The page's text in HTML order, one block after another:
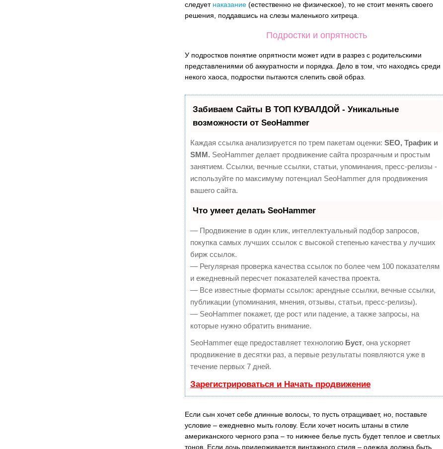
следует наказание (естественно не физическое), то не стоит менять своего
решения, поддавшись на слезы маленького хитреца.
Подростки и опрятность
У подростков понятие опрятности может идти в разрез с родительскими
представлениями об аккуратности и порядка. Дело в том, что находясь среди
некого хаоса, подростки пытаются слепить свой образ.
Забиваем Сайты В ТОП КУВАЛДОЙ - Уникальные
возможности от SeoHammer
Каждая ссылка анализируется по трем пакетам оценки:SEO, Трафик и
SMM. SeoHammer делает продвижение сайта прозрачным и простым
занятием. Ссылки, вечные ссылки, статьи, упоминания, пресс-релизы -
используйте по максимуму потенциал SeoHammer для продвижения
вашего сайта.
Что умеет делать SeoHammer
— Продвижение в один клик, интеллектуальный подбор запросов,
покупка самых лучших ссылок с высокой степенью качества у лучших
бирж ссылок.
— Регулярная проверка качества ссылок по более чем 100 показателям
и ежедневный пересчет показателей качества проекта.
— Все известные форматы ссылок: арендные ссылки, вечные ссылки,
публикации (упоминания, мнения, отзывы, статьи, пресс-релизы).
— SeoHammer покажет, где рост или падение, а также запросы, на
которые нужно обратить внимание.
SeoHammer еще предоставляет технологию Буст, она ускоряет
продвижение в десятки раз, а первые результаты появляются уже в
течение первых 7 дней.
Зарегистрироваться и Начать продвижение
Если сын хочет себе длинные волосы, то пусть отращивает, но, поставьте
условие – ежедневно мыть голову. Если хочет носить штаны в стиле
американского черного рэпа – то нижнее белье пусть будет теплое и светлых
тонов. Если дочь придерживается винтажного стиля – одежда должна быть